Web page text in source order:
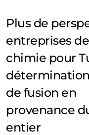
Plus de
entreprises
chimie pour
de fusion en
provenance
entier